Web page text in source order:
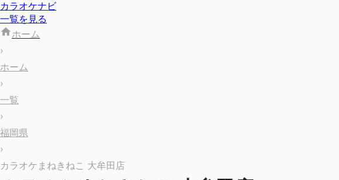
カラオケナビ
一覧を見る
ホーム
›
ホーム
›
一覧
›
福岡県
›
カラオケまねきねこ 大牟田店